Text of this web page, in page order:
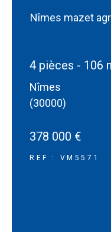
Nîmes mazet
4 pièces - 106
Nîmes
(30000)
378 000 €
REF : VM5571